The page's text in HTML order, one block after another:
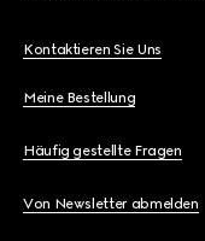
Kontaktieren Sie Uns
Meine Bestellung
Häufig gestellte Fragen
Von Newsletter abmelden